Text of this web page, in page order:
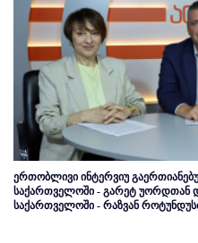
ერთობლივი ინტერვიუ
საქართველოში - გარეტ უორდთან
საქართველოში - რაზვან